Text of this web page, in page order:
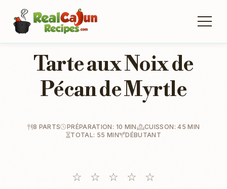
Tarte aux Noix de
Pécan de Myrtle
8 PARTS PRÉPARATION: 10 MIN
CUISSON: 45 MIN
TOTAL: 55 MIN
DÉBUTANT
☆ ☆ ☆ ☆ ☆